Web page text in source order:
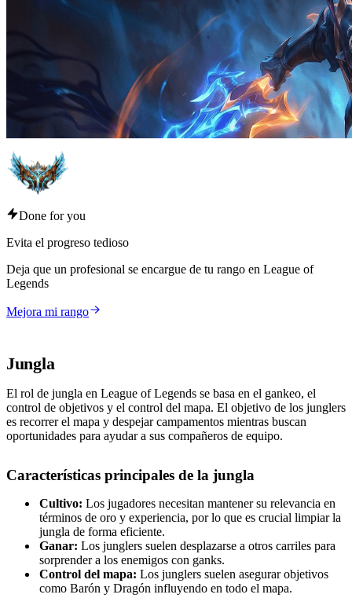
Done for you
Evita el progreso tedioso
Deja que un profesional se encargue de tu rango en League of
Legends
Mejora mi rango
Jungla
El rol de jungla en League of Legends se basa en el gankeo, el
control de objetivos y el control del mapa. El objetivo de los junglers
es recorrer el mapa y despejar campamentos mientras buscan
oportunidades para ayudar a sus compañeros de equipo.
Características principales de la jungla
Cultivo: Los jugadores necesitan mantener su relevancia en
términos de oro y experiencia, por lo que es crucial limpiar la
jungla de forma eficiente.
Ganar: Los junglers suelen desplazarse a otros carriles para
sorprender a los enemigos con ganks.
Control del mapa: Los junglers suelen asegurar objetivos
como Barón y Dragón influyendo en todo el mapa.